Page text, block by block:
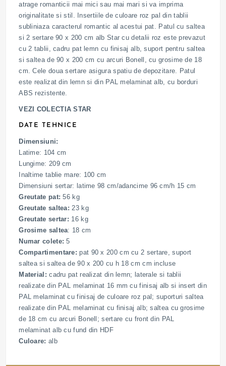
atrage romanticii mai mici sau mai mari si va imprima
originalitate si stil. Insertiile de culoare roz pal din tablii
subliniaza caracterul romantic al acestui pat. Patul cu saltea
si 2 sertare 90 x 200 cm alb Star cu detalii roz este prevazut
cu 2 tablii, cadru pat lemn cu finisaj alb, suport pentru saltea
si saltea de 90 x 200 cm cu arcuri Bonell, cu grosime de 18
cm. Cele doua sertare asigura spatiu de depozitare. Patul
este realizat din lemn si din PAL melaminat alb, cu borduri
ABS rezistente.
VEZI COLECTIA STAR
DATE TEHNICE
Dimensiuni:
Latime: 104 cm
Lungime: 209 cm
Inaltime tablie mare: 100 cm
Dimensiuni sertar: latime 98 cm/adancime 96 cm/h 15 cm
Greutate pat: 56 kg
Greutate saltea: 23 kg
Greutate sertar: 16 kg
Grosime saltea: 18 cm
Numar colete: 5
Compartimentare: pat 90 x 200 cm cu 2 sertare, suport
saltea si saltea de 90 x 200 cu h 18 cm cm incluse
Material: cadru pat realizat din lemn; laterale si tablii
realizate din PAL melaminat 16 mm cu finisaj alb si insert din
PAL melaminat cu finisaj de culoare roz pal; suporturi saltea
realizate din PAL melaminat cu finisaj alb; saltea cu grosime
de 18 cm cu arcuri Bonell; sertare cu front din PAL
melaminat alb cu fund din HDF
Culoare: alb